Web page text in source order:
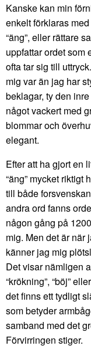
Kanske kan min
enkelt förklaras
“äng”, eller rättare
uppfattar ordet som
ofta tar sig till
mig var än jag har
beklagar, ty den
något vackert med
blommar och
elegant.
Efter att ha gjort en
“äng” mycket riktigt
till både
andra ord fanns
någon gång på
mig. Men det är när
känner jag mig
Det visar nämligen
“krökning”, “böj”
det finns ett tydligt
som betyder
samband med det
Förvirringen stiger.